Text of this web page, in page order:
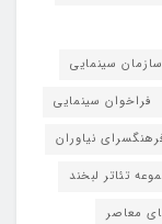
سازمان سینمایی
فراخوان سینمایی
نیاوران
تئاتر لبخند
معاصر